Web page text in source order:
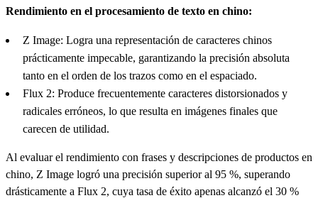
Rendimiento en el procesamiento de texto en chino:
Z Image: Logra una representación de caracteres chinos
prácticamente impecable, garantizando la precisión absoluta
tanto en el orden de los trazos como en el espaciado.
Flux 2: Produce frecuentemente caracteres distorsionados y
radicales erróneos, lo que resulta en imágenes finales que
carecen de utilidad.
Al evaluar el rendimiento con frases y descripciones de productos en
chino, Z Image logró una precisión superior al 95 %, superando
drásticamente a Flux 2, cuya tasa de éxito apenas alcanzó el 30 %